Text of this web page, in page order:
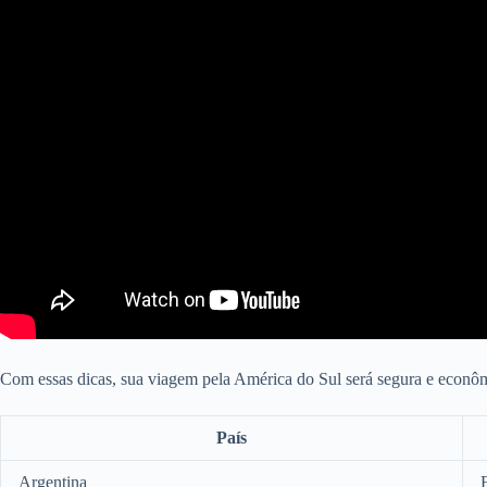
Com essas dicas, sua viagem pela América do Sul será segura e
País
Argentina